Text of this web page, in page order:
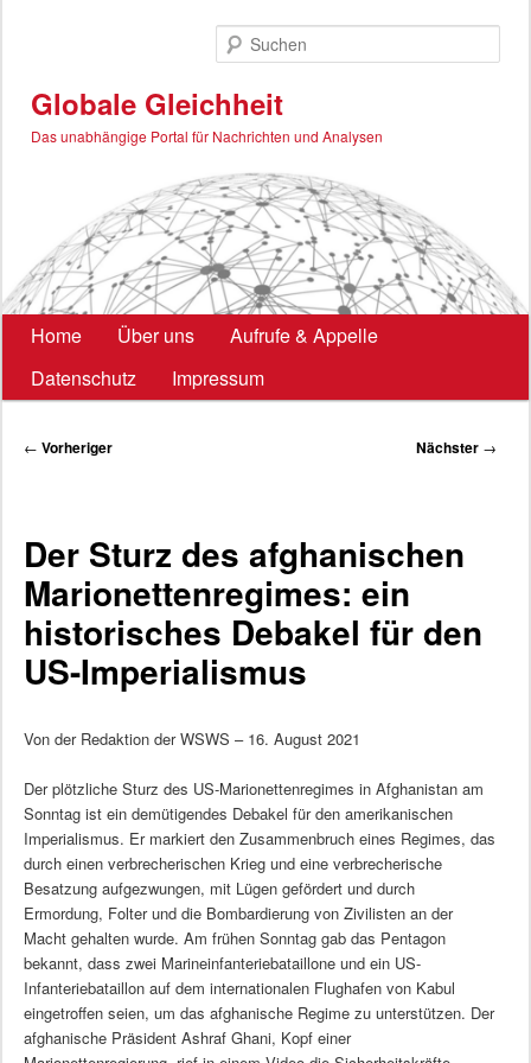
Globale Gleichheit
Das unabhängige Portal für Nachrichten und Analysen
Hauptmenü
Home Über uns
Aufrufe & Appelle
Datenschutz
Impressum
Beitragsnavigation
← Vorheriger Nächster →
Der Sturz des afghanischen
Marionettenregimes: ein
historisches Debakel für den
US-Imperialismus
Von der Redaktion der WSWS – 16. August 2021
Der plötzliche Sturz des US-Marionettenregimes in Afghanistan am
Sonntag ist ein demütigendes Debakel für den amerikanischen
Imperialismus. Er markiert den Zusammenbruch eines Regimes, das
durch einen verbrecherischen Krieg und eine verbrecherische
Besatzung aufgezwungen, mit Lügen gefördert und durch
Ermordung, Folter und die Bombardierung von Zivilisten an der
Macht gehalten wurde. Am frühen Sonntag gab das Pentagon
bekannt, dass zwei Marineinfanteriebataillone und ein US-
Infanteriebataillon auf dem internationalen Flughafen von Kabul
eingetroffen seien, um das afghanische Regime zu unterstützen. Der
afghanische Präsident Ashraf Ghani, Kopf einer